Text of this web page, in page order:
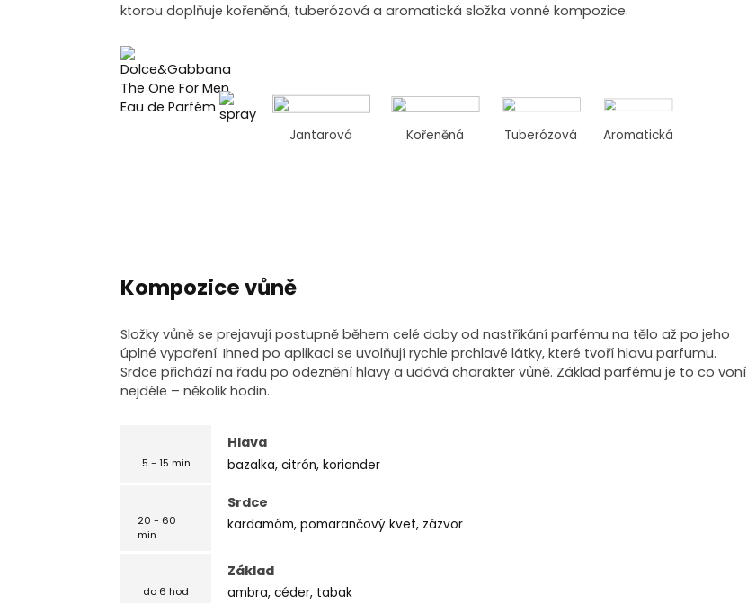
ktorou doplňuje kořeněná, tuberózová a aromatická složka vonné kompozice.
Jantarová Kořeněná Tuberózová Aromatická
Kompozice vůně
Složky vůně se prejavují postupně během celé doby od nastříkání parfému na tělo až po jeho
úplné vypaření. Ihned po aplikaci se uvolňují rychle prchlavé látky, které tvoří hlavu parfumu.
Srdce přichází na řadu po odeznění hlavy a udává charakter vůně. Základ parfému je to co voní
nejdéle – několik hodin.
5 - 15 min
Hlava
bazalka, citrón, koriander
20 - 60
min
Srdce
kardamóm, pomarančový kvet, zázvor
do 6 hod
Základ
ambra, céder, tabak